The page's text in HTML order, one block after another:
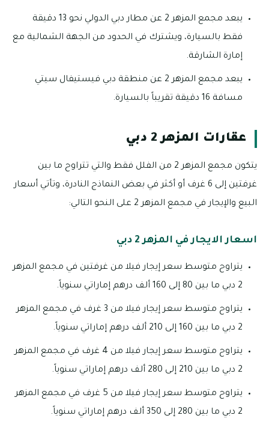
يبعد مجمع المزهر 2 عن مطار دبي الدولي نحو 13 دقيقة
فقط بالسيارة، ويشترك في الحدود من الجهة الشمالية مع
إمارة الشارقة.
يبعد مجمع المزهر 2 عن منطقة دبي فيستيفال سيتي
مسافة 16 دقيقة تقريباً بالسيارة.
عقارات المزهر 2 دبي
يتكون مجمع المزهر 2 من الفلل فقط والتي تتراوح ما بين
غرفتين إلى 6 غرف أو أكثر في بعض النماذج النادرة، وتأتي أسعار
البيع والإيجار في مجمع المزهر 2 على النحو التالي:
اسعار الايجار في المزهر 2 دبي
يتراوح متوسط سعر إيجار فيلا من غرفتين في مجمع المزهر
2 دبي ما بين 80 إلى 160 ألف درهم إماراتي سنوياً.
يتراوح متوسط سعر إيجار فيلا من 3 غرف في مجمع المزهر
2 دبي ما بين 160 إلى 210 ألف درهم إماراتي سنوياً.
يتراوح متوسط سعر إيجار فيلا من 4 غرف في مجمع المزهر
2 دبي ما بين 210 إلى 280 ألف درهم إماراتي سنوياً.
يتراوح متوسط سعر إيجار فيلا من 5 غرف في مجمع المزهر
2 دبي ما بين 280 إلى 350 ألف درهم إماراتي سنوياً.